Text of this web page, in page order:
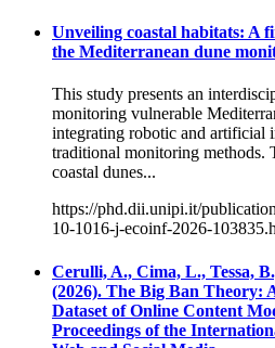
Unveiling coastal habitats: A
the Mediterranean dune
This study presents an
monitoring vulnerable
integrating robotic and artificial
traditional monitoring methods.
coastal dunes...
https://phd.dii.unipi.it/
10-1016-j-ecoinf-2026-
Cerulli, A., Cima, L., Tessa,
(2026). The Big Ban Theory:
Dataset of Online Content
Proceedings of the